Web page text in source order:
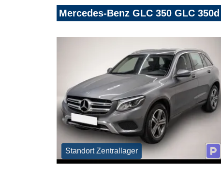
Mercedes-Benz GLC 350 GLC
Standort Zentrallager